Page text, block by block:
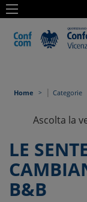
Home | Categorie
Ascolta la
LE
B&B